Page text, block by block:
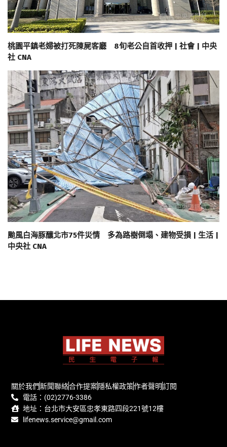
桃園平鎮老婦被打死陳屍客廳 8旬老公自首收押 | 社會 | 中央
社 CNA
颱風白海豚釀北市75件災情 多為路樹倒塌、建物受損 | 生活 |
中央社 CNA
關於我們新聞聯絡合作提案隱私權政策作者聲明訂閱
電話：(02)2776-3386
地址：台北市大安區忠孝東路四段221號12樓
lifenews.service@gmail.com